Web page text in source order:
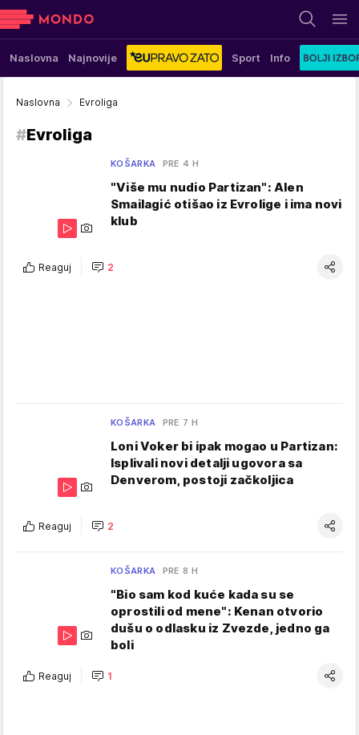
Naslovna Najnovije Sport Info
Naslovna Evroliga
#Evroliga
KOŠARKA PRE 4 H
"Više mu nudio Partizan": Alen
Smailagić otišao iz Evrolige i ima novi
klub
Reaguj 2
KOŠARKA PRE 7 H
Loni Voker bi ipak mogao u Partizan:
Isplivali novi detalji ugovora sa
Denverom, postoji začkoljica
Reaguj 2
KOŠARKA PRE 8 H
"Bio sam kod kuće kada su se
oprostili od mene": Kenan otvorio
dušu o odlasku iz Zvezde, jedno ga
boli
Reaguj 1